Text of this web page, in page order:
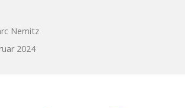
Nemitz
2024